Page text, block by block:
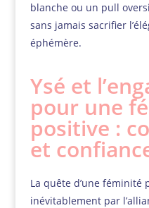
blanche ou un pull
sans jamais sacrifier
éphémère.
Ysé et
pour une
positive :
et
La quête d’une féminité
inévitablement par